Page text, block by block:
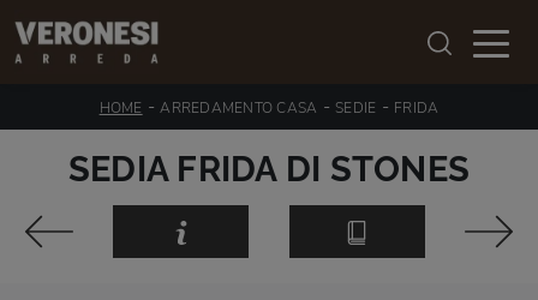
HOME -ARREDAMENTO CASA - SEDIE - FRIDA
SEDIA FRIDA DI STONES